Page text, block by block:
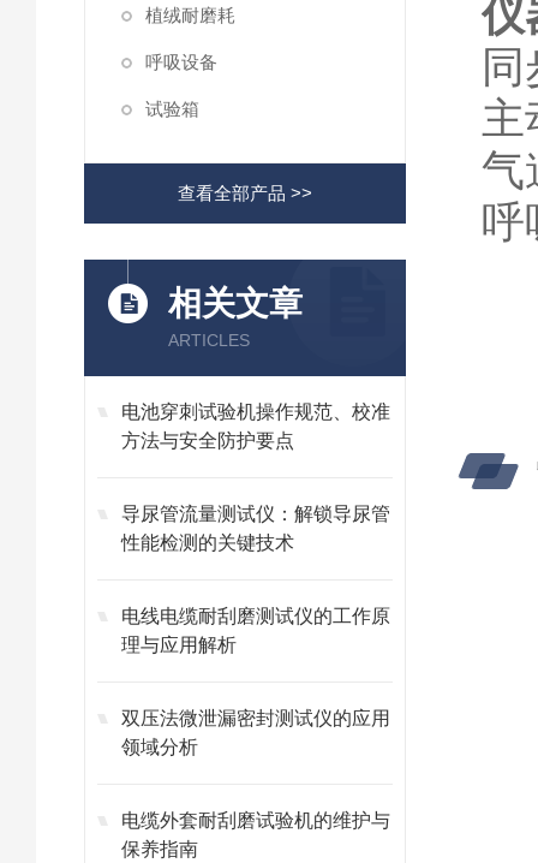
植绒耐磨耗
呼吸设备
试验箱
查看全部产品 >>
相关文章
ARTICLES
电池穿刺试验机操作规范、校准
方法与安全防护要点
导尿管流量测试仪：解锁导尿管
性能检测的关键技术
电线电缆耐刮磨测试仪的工作原
理与应用解析
双压法微泄漏密封测试仪的应用
领域分析
电缆外套耐刮磨试验机的维护与
保养指南
仪
主
气
呼